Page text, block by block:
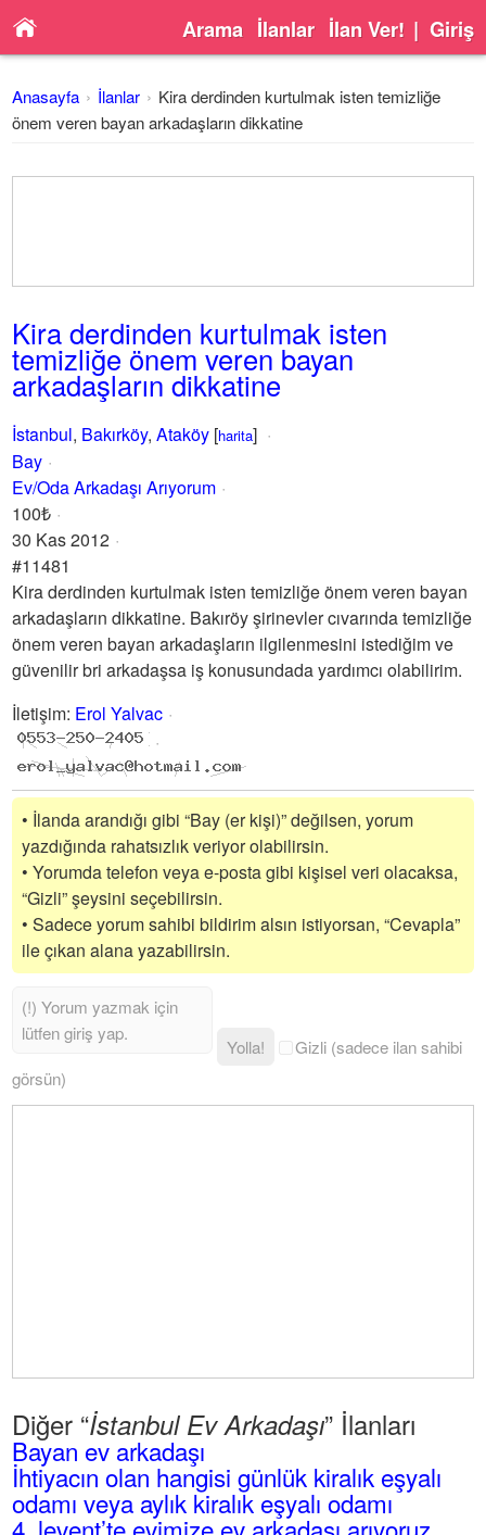
Arama İlanlar İlan Ver! | Giriş
Anasayfa İlanlar
Kira derdinden kurtulmak isten temizliğe
önem veren bayan arkadaşların dikkatine
Kira derdinden kurtulmak isten
temizliğe önem veren bayan
arkadaşların dikkatine
İstanbul, Bakırköy,Ataköy [harita]
Bay
Ev/Oda Arkadaşı Arıyorum
100₺
30 Kas 2012
#11481
Kira derdinden kurtulmak isten temizliğe önem veren bayan
arkadaşların dikkatine. Bakıröy şirinevler cıvarında temizliğe
önem veren bayan arkadaşların ilgilenmesini istediğim ve
güvenilir bri arkadaşsa iş konusundada yardımcı olabilirim.
İletişim: Erol Yalvac
• İlanda arandığı gibi “Bay (er kişi)” değilsen, yorum
yazdığında rahatsızlık veriyor olabilirsin.
• Yorumda telefon veya e-posta gibi kişisel veri olacaksa,
“Gizli” şeysini seçebilirsin.
• Sadece yorum sahibi bildirim alsın istiyorsan, “Cevapla”
ile çıkan alana yazabilirsin.
Yolla!
Gizli (sadece ilan sahibi
görsün)
Diğer “İstanbul Ev Arkadaşı” İlanları
Bayan ev arkadaşı
İhtiyacın olan hangisi günlük kiralık eşyalı
odamı veya aylık kiralık eşyalı odamı